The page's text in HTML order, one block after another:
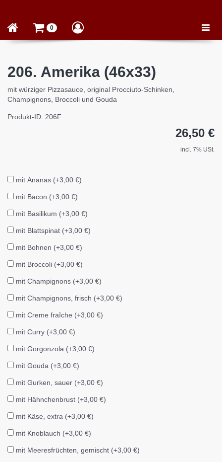
Toggle
0
206. Amerika (46x33)
mit würziger Pizzasauce, original Procciuto-Schinken,
Champignons, Broccoli und Gouda
Produkt-ID: 206F
26,50 €
incl. 7% USt.
mit Ananas (+3,00 €)
mit Bacon (+3,00 €)
mit Basilikum (+3,00 €)
mit Blattspinat (+3,00 €)
mit Bohnen (+3,00 €)
mit Broccoli (+3,00 €)
mit Champignons (+3,00 €)
mit Champignons, frisch (+3,00 €)
mit Creme fraîche (+3,00 €)
mit Curry (+3,00 €)
mit Gorgonzola (+3,00 €)
mit Gouda (+3,00 €)
mit Gurken, sauer (+3,00 €)
mit Hähnchenbrust (+3,00 €)
mit Käse, extra (+3,00 €)
mit Knoblauch (+3,00 €)
mit Meeresfrüchten, gemischt (+3,00 €)